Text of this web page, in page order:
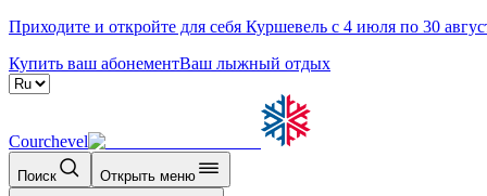
Приходите и откройте для себя Куршевель с 4 июля по 30
Купить ваш абонементВаш лыжный отдых
Courchevel
Поиск Открыть меню